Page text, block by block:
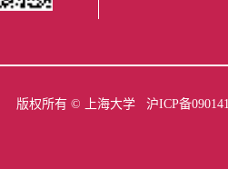
版权所有 © 上海大学 沪ICP备